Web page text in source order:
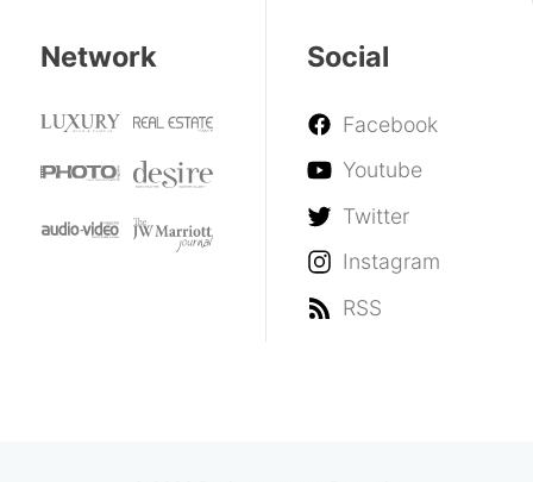
Network Social
Facebook
Youtube
Twitter
Instagram
RSS